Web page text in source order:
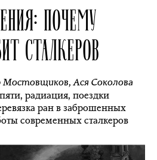
ПОЧЕМУ
СТАЛКЕРОВ
Мостовщиков,Ася Соколова
радиация, поездки
ран в заброшенных
современных сталкеров